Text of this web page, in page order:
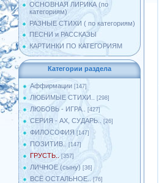
ОСНОВНАЯ ЛИРИКА (по
категориям)
РАЗНЫЕ СТИХИ ( по категориям)
ПЕСНИ и РАССКАЗЫ
КАРТИНКИ ПО КАТЕГОРИЯМ
Категории раздела
Аффирмации [147]
ЛЮБИМЫЕ СТИХИ.. [298]
ЛЮБОВЬ - ИГРА.. [427]
СЕРИЯ - АХ, СУДАРЬ.. [26]
ФИЛОСОФИЯ [147]
ПОЗИТИВ.. [147]
ГРУСТЬ.. [357]
ЛИЧНОЕ (сыну) [36]
ВСЁ ОСТАЛЬНОЕ.. [76]